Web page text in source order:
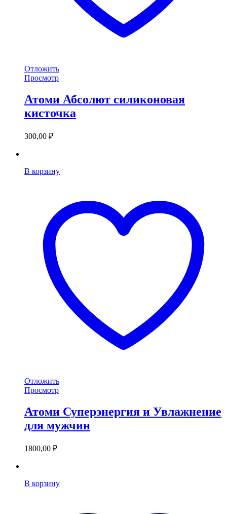
Отложить
Просмотр
Атоми Абсолют силиконовая
кисточка
300,00 ₽
В корзину
Отложить
Просмотр
Атоми Суперэнергия и Увлажнение
для мужчин
1800,00 ₽
В корзину